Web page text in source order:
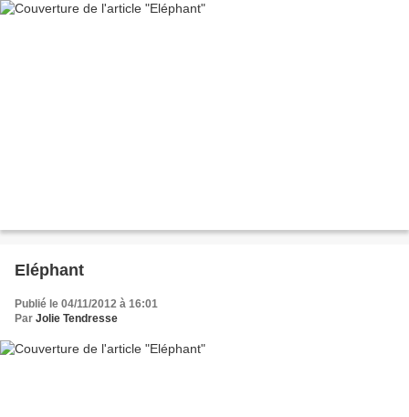
Eléphant
Publié le 04/11/2012 à 16:01
Par Jolie Tendresse